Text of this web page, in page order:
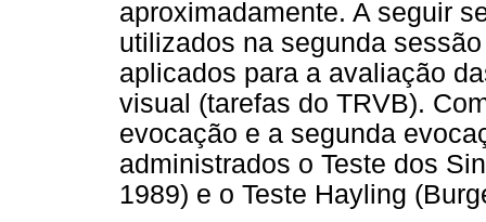
aproximadamente. A seguir
utilizados na segunda
aplicados para a avaliação
visual (tarefas do TRVB).
evocação e a segunda
administrados o Teste dos
1989) e o Teste Hayling